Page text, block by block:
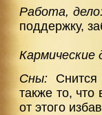
Работа,
поддержку,
Кармические
Сны:
также то,
от этого